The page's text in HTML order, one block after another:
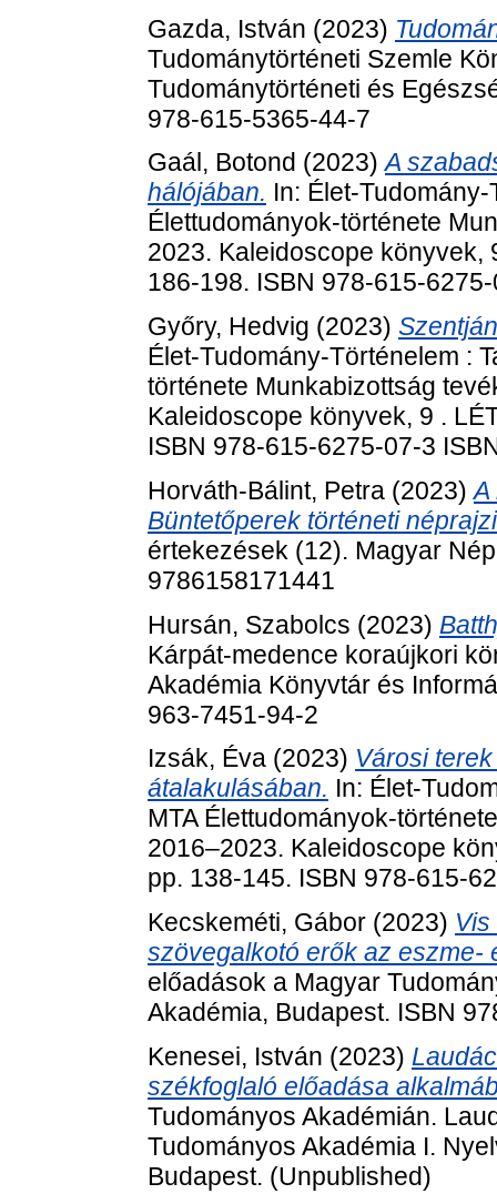
Gazda, István (2023)
Tudománytörténeti Szemle
Tudománytörténeti és
978-615-5365-44-7
Gaál, Botond (2023)A
hálójában. In: Élet-
Élettudományok-története
2023. Kaleidoscope könyvek,
186-198. ISBN 978-615-
Győry, Hedvig (2023)
Élet-Tudomány-Történelem :
története Munkabizottság
Kaleidoscope könyvek, 9 .
ISBN 978-615-6275-07-3
Horváth-Bálint, Petra (2023)A
Büntetőperek történeti
értekezések (12). Magyar
9786158171441
Hursán, Szabolcs (2023)
Kárpát-medence koraújkori
Akadémia Könyvtár és
963-7451-94-2
Izsák, Éva (2023) Városi
átalakulásában. In: Élet-
MTA Élettudományok-
2016‒2023. Kaleidoscope
pp. 138-145. ISBN 978-615-
Kecskeméti, Gábor (2023)
szövegalkotó erők az eszme-
előadások a Magyar
Akadémia, Budapest. ISBN
Kenesei, István (2023)
székfoglaló előadása
Tudományos Akadémián.
Tudományos Akadémia I.
Budapest. (Unpublished)